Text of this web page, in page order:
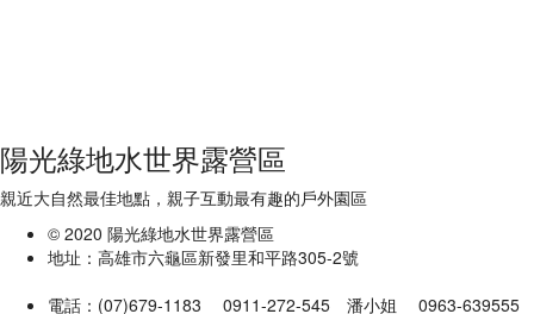
陽光綠地水世界露營區
親近大自然最佳地點，親子互動最有趣的戶外園區
© 2020 陽光綠地水世界露營區
地址：高雄市六龜區新發里和平路305-2號
電話：(07)679-1183 0911-272-545 潘小姐 0963-639555